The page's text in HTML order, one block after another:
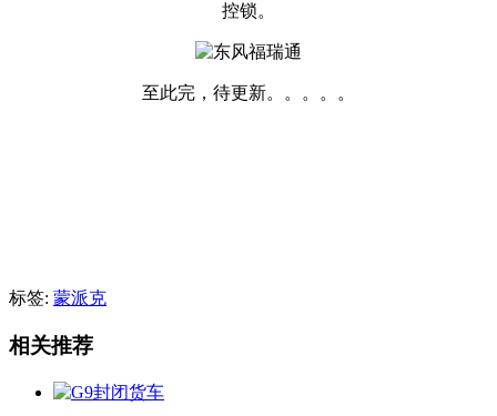
控锁。
至此完，待更新。。。。。
标签: 蒙派克
相关推荐